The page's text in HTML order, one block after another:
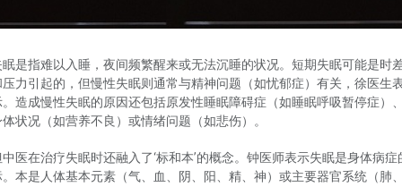
眠是指难以入睡，夜间频繁醒来或无法沉睡的状况。短期失眠可能是时
压力引起的，但慢性失眠则通常与精神问题（如忧郁症）有关，徐医生
。造成慢性失眠的原因还包括原发性睡眠障碍症（如睡眠呼吸暂停症）、
体状况（如营养不良）或情绪问题（如悲伤）。
中医在治疗失眠时还融入了‘标和本’的概念。钟医师表示失眠是身体病症
。本是人体基本元素（气、血、阴、阳、精、神）或主要器官系统（肺、